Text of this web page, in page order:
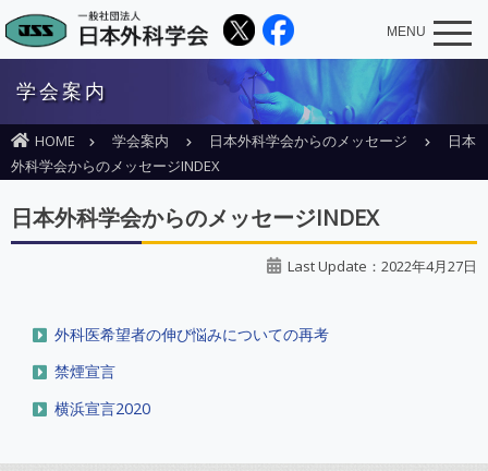
MENU
学会案内
HOME 学会案内 日本外科学会からのメッセージ
日本
外科学会からのメッセージINDEX
日本外科学会からのメッセージINDEX
Last Update：2022年4月27日
外科医希望者の伸び悩みについての再考
禁煙宣言
横浜宣言2020